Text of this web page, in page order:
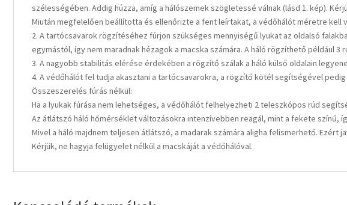
szélességében. Addig húzza, amíg a hálószemek szögletessé válnak (lásd 1. kép).
Miután megfelelően beállította és ellenőrizte a fent leírtakat, a védőhálót méretre kell
2. A tartócsavarok rögzítéséhez fúrjon szükséges mennyiségű lyukat az oldalsó
egymástól, így nem maradnak hézagok a macska számára. A háló rögzíthető például
3. A nagyobb stabilitás elérése érdekében a rögzítő szálak a háló külső oldalain
4. A védőhálót fel tudja akasztani a tartócsavarokra, a rögzítő kötél segítségével pedig
Összeszerelés fúrás nélkül:
Ha a lyukak fúrása nem lehetséges, a védőhálót felhelyezheti 2 teleszkópos rúd
Az átlátszó háló hőmérséklet változásokra intenzívebben reagál, mint a fekete színű,
Mivel a háló majdnem teljesen átlátszó, a madarak számára aligha felismerhető.
Kérjük, ne hagyja felügyelet nélkül a macskáját a védőhálóval.